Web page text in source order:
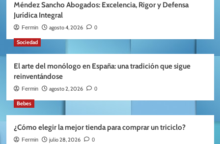
Méndez Sancho Abogados: Excelencia, Rigor y Defensa
Jurídica Integral
Fermin agosto 4, 2026 0
Sociedad
El arte del monólogo en España: una tradición que sigue
reinventándose
Fermin agosto 2, 2026 0
Bebes
¿Cómo elegir la mejor tienda para comprar un triciclo?
Fermin julio 28, 2026 0